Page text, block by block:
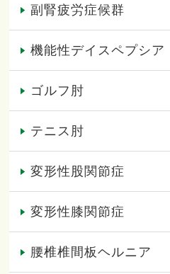
副腎疲労症候群
機能性デイスペプシア
ゴルフ肘
テニス肘
変形性股関節症
変形性膝関節症
腰椎椎間板ヘルニア